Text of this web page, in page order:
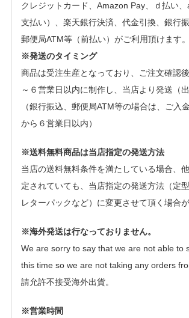
クレジットカード、Amazon Pay、ｄ払い、
支払い）、楽天銀行決済、代金引換、銀行振
郵便局ATM等（前払い）がご利用頂けます。
※発送のタイミング
商品は受注生産となっており、ご注文確認
～６営業日以内に制作し、当店より発送（出
（銀行振込、郵便局ATM等の場合は、ご入
から６営業日以内）
※送料無料商品は当店指定の発送方法
当店の送料無料条件を満たしている場合、
定されていても、当店指定の発送方法（定型
レターパックなど）に変更させて頂く場合が
※海外発送は行なっておりません。
We are sorry to say that we are not able to
this time so we are not taking any orders
請允許不接受海外出貨。
※営業時間